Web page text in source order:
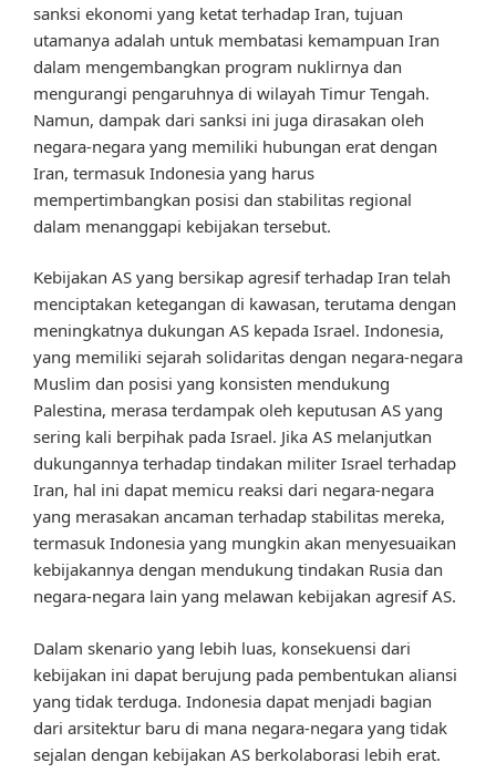
sanksi ekonomi yang ketat terhadap Iran, tujuan
utamanya adalah untuk membatasi kemampuan Iran
dalam mengembangkan program nuklirnya dan
mengurangi pengaruhnya di wilayah Timur Tengah.
Namun, dampak dari sanksi ini juga dirasakan oleh
negara-negara yang memiliki hubungan erat dengan
Iran, termasuk Indonesia yang harus
mempertimbangkan posisi dan stabilitas regional
dalam menanggapi kebijakan tersebut.
Kebijakan AS yang bersikap agresif terhadap Iran telah
menciptakan ketegangan di kawasan, terutama dengan
meningkatnya dukungan AS kepada Israel. Indonesia,
yang memiliki sejarah solidaritas dengan negara-negara
Muslim dan posisi yang konsisten mendukung
Palestina, merasa terdampak oleh keputusan AS yang
sering kali berpihak pada Israel. Jika AS melanjutkan
dukungannya terhadap tindakan militer Israel terhadap
Iran, hal ini dapat memicu reaksi dari negara-negara
yang merasakan ancaman terhadap stabilitas mereka,
termasuk Indonesia yang mungkin akan menyesuaikan
kebijakannya dengan mendukung tindakan Rusia dan
negara-negara lain yang melawan kebijakan agresif AS.
Dalam skenario yang lebih luas, konsekuensi dari
kebijakan ini dapat berujung pada pembentukan aliansi
yang tidak terduga. Indonesia dapat menjadi bagian
dari arsitektur baru di mana negara-negara yang tidak
sejalan dengan kebijakan AS berkolaborasi lebih erat.